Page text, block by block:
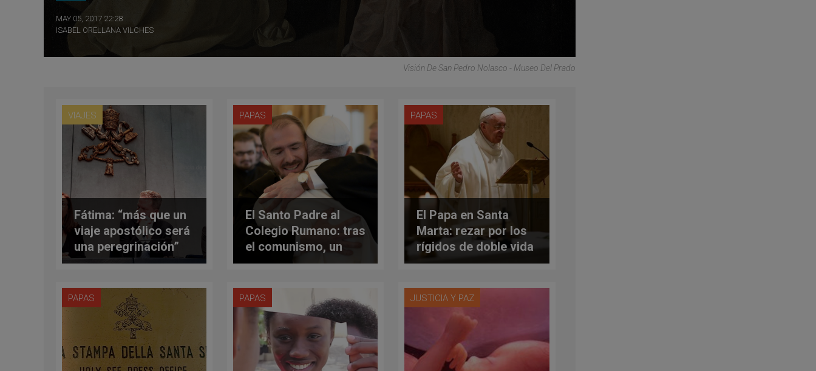
MAY 05, 2017 22:28
ISABEL ORELLANA VILCHES
Visión De San Pedro Nolasco - Museo Del Prado
VIAJES
Fátima: “más que un
viaje apostólico será
una peregrinación”
PAPAS
El Santo Padre al
Colegio Rumano: tras
el comunismo, un
renacimiento y
PAPAS
El Papa en Santa
Marta: rezar por los
rígidos de doble vida
y también por los
PAPAS PAPAS JUSTICIA Y PAZ